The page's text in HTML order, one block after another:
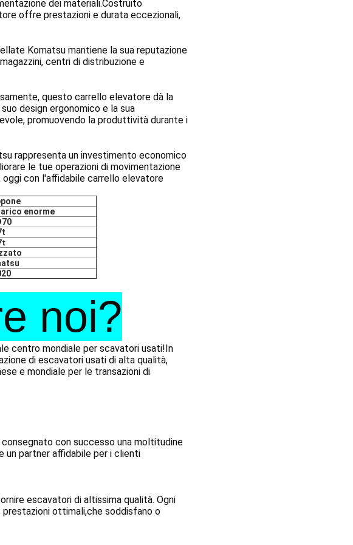
dei materiali.Costruito
offre prestazioni e durata eccezionali,
Komatsu mantiene la sua reputazione
centri di distribuzione e
questo carrello elevatore dà la
design ergonomico e la sua
promuovendo la produttività durante i
rappresenta un investimento economico
le tue operazioni di movimentazione
con l'affidabile carrello elevatore
enorme
noi?
centro mondiale per scavatori usati!In
di escavatori usati di alta qualità,
e mondiale per le transazioni di
con successo una moltitudine
partner affidabile per i clienti
escavatori di altissima qualità. Ogni
ottimali,che soddisfano o